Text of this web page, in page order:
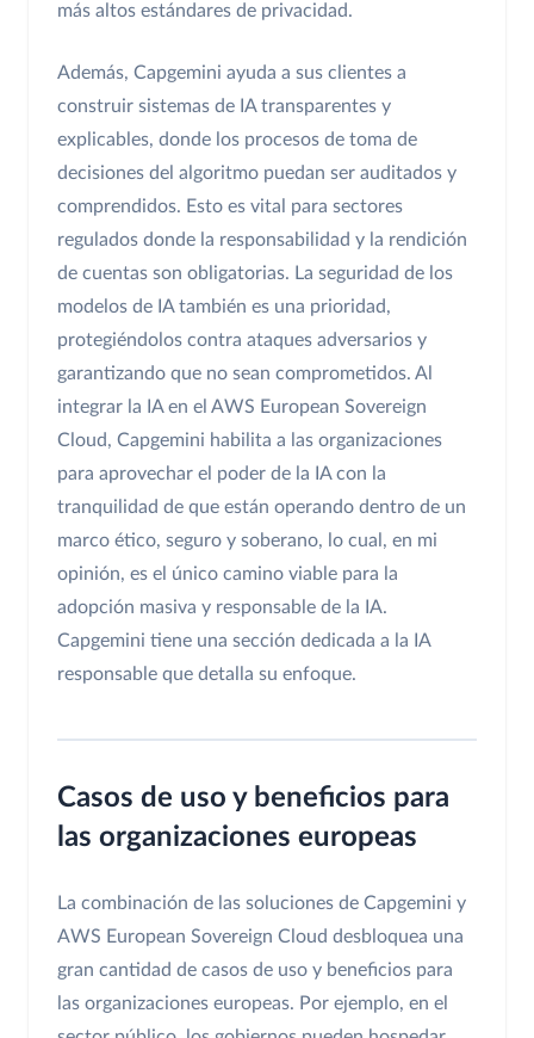
más altos estándares de privacidad.
Además, Capgemini ayuda a sus clientes a
construir sistemas de IA transparentes y
explicables, donde los procesos de toma de
decisiones del algoritmo puedan ser auditados y
comprendidos. Esto es vital para sectores
regulados donde la responsabilidad y la rendición
de cuentas son obligatorias. La seguridad de los
modelos de IA también es una prioridad,
protegiéndolos contra ataques adversarios y
garantizando que no sean comprometidos. Al
integrar la IA en el AWS European Sovereign
Cloud, Capgemini habilita a las organizaciones
para aprovechar el poder de la IA con la
tranquilidad de que están operando dentro de un
marco ético, seguro y soberano, lo cual, en mi
opinión, es el único camino viable para la
adopción masiva y responsable de la IA.
Capgemini tiene una sección dedicada a la IA
responsable que detalla su enfoque.
Casos de uso y beneficios para
las organizaciones europeas
La combinación de las soluciones de Capgemini y
AWS European Sovereign Cloud desbloquea una
gran cantidad de casos de uso y beneficios para
las organizaciones europeas. Por ejemplo, en el